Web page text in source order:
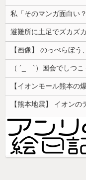
【画像】 のっぺらぼ